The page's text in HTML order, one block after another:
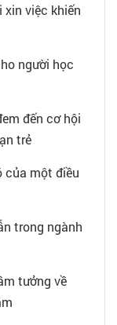
việc khiến
người học
đến cơ hội
trẻ
của một điều
trong ngành
tưởng về